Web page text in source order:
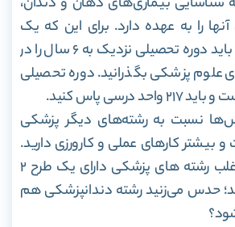
را به‌ عهده دارد. برای این که یک
دندان‌پزشک شوید باید دوره‌ تحصیلی نزدیک به ۶ سال را در
علوم پزشکی بگذرانید. دوره‌ تحصیلی
نسبت به رشته‌های دیگر پزشکی
بیشتر کارهای عملی و کارورزی دارید.
حتما می‌دانید که اغلب رشته های پزشکی دارای یک طرح 2
حدس می‌زنید رشته دندانپزشکی هم